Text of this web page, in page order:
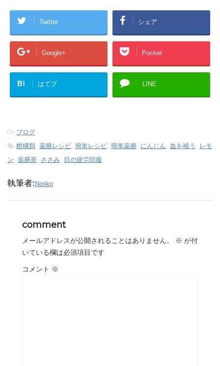
Twitter シェア
Google+ Pocket
B! はてブ LINE
-ブログ
-柑橘類 薬膳レシピ 簡単レシピ 簡単薬膳 にんじん 血を補う
レモ
ン 薬膳茶 ささみ 目の疲労回復
執筆者: Noriko
comment
メールアドレスが公開されることはありません。 ※ が付
いている欄は必須項目です
コメント ※